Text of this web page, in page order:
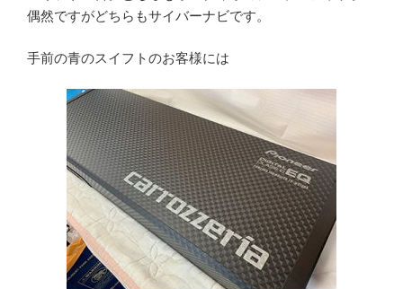
偶然ですがどちらもサイバーナビです。
手前の青のスイフトのお客様には